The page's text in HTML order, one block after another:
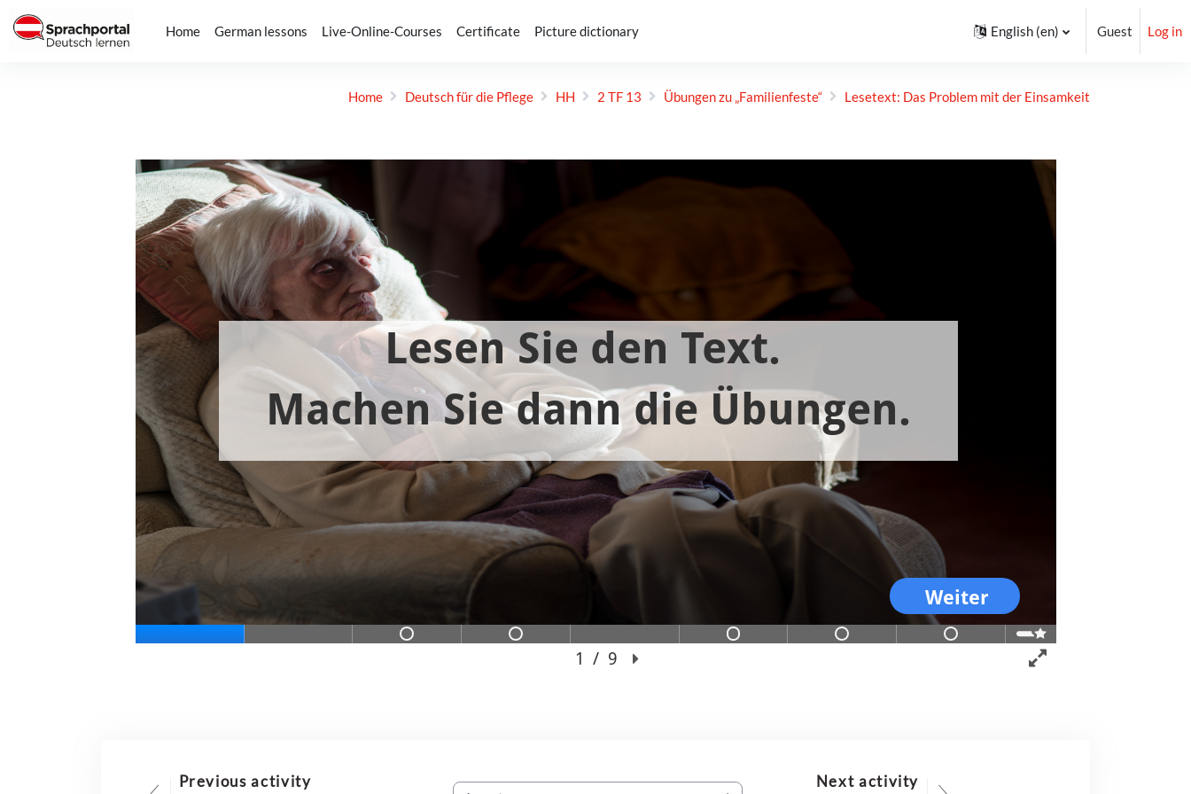
Home
German lessons Live-Online-Courses Certificate Picture dictionary English ‎(en)‎ Guest Log in
Home Deutsch für die Pflege HH 2 TF 13 Übungen zu „Familien­feste“ Lesetext: Das Problem mit der Einsamkeit
Previous activity Next activity